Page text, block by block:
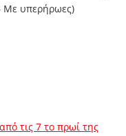
Με υπερήρωες)
τις 7 το πρωί της